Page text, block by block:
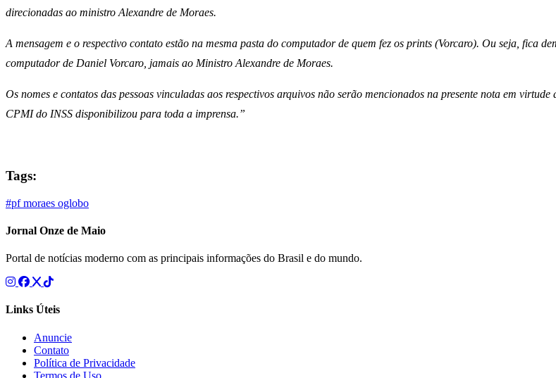
direcionadas ao ministro Alexandre de Moraes.
A mensagem e o respectivo contato estão na mesma pasta do computador de quem fez os prints (Vorcaro). Ou seja, fica
computador de Daniel Vorcaro, jamais ao Ministro Alexandre de Moraes.
Os nomes e contatos das pessoas vinculadas aos respectivos arquivos não serão mencionados na presente nota em
CPMI do INSS disponibilizou para toda a imprensa.”
Tags:
#pfmoraes oglobo
Jornal Onze de Maio
Portal de notícias moderno com as principais informações do Brasil e do mundo.
Links Úteis
Anuncie
Contato
Política de Privacidade
Termos de Uso